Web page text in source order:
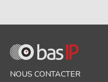
NOUS CONTACTER